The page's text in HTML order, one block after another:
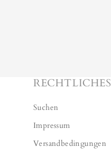
RECHTLICHES
Suchen
Impressum
Versandbedingungen